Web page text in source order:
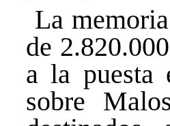
La
de
a la puesta
sobre